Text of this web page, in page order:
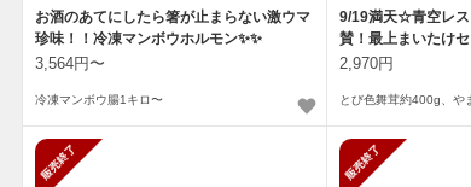
お酒のあてにしたら箸が止まらない激ウマ
珍味！！冷凍マンボウホルモン✨✨
3,564円〜
冷凍マンボウ腸1キロ〜
9/19満天☆青空レス
賛！最上まいたけセ
2,970円